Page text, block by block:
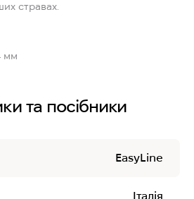
стравах.
мм
та посібники
EasyLine
Італія